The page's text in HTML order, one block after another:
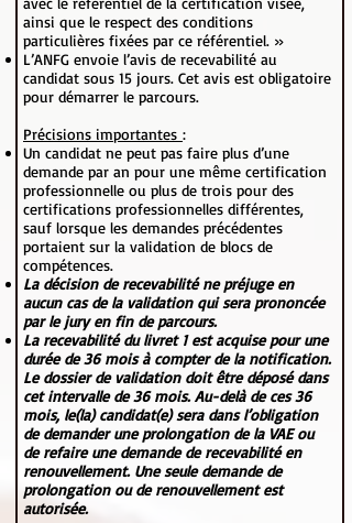
ainsi que le respect des conditions
particulières fixées par ce référentiel. »
L’ANFG envoie l’avis de recevabilité au
candidat sous 15 jours. Cet avis est obligatoire
pour démarrer le parcours.
Précisions importantes :
Un candidat ne peut pas faire plus d’une
demande par an pour une même certification
professionnelle ou plus de trois pour des
certifications professionnelles différentes,
sauf lorsque les demandes précédentes
portaient sur la validation de blocs de
compétences.
La décision de recevabilité ne préjuge en
aucun cas de la validation qui sera prononcée
par le jury en fin de parcours.
La recevabilité du livret 1 est acquise pour une
durée de 36 mois à compter de la notification.
Le dossier de validation doit être déposé dans
cet intervalle de 36 mois. Au-delà de ces 36
mois, le(la) candidat(e) sera dans l’obligation
de demander une prolongation de la VAE ou
de refaire une demande de recevabilité en
renouvellement. Une seule demande de
prolongation ou de renouvellement est
autorisée.